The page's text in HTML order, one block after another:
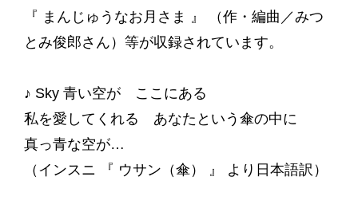
『 まんじゅうなお月さま 』 （作・編曲／みつ
とみ俊郎さん）等が収録されています。
♪ Sky 青い空が ここにある
私を愛してくれる あなたという傘の中に
真っ青な空が…
（インスニ 『 ウサン（傘） 』 より日本語訳）